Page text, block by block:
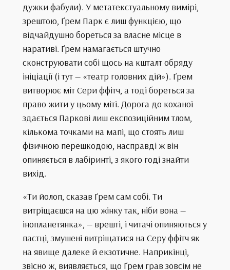
дужки фабули). У метатекстуальному вимірі,
зрештою, Ґрем Парк є лиш функцією, що
відчайдушно бореться за власне місце в
наративі. Ґрем намагається штучно
сконструювати собі щось на кшталт обряду
ініціації (і тут — «театр головних дій»). Ґрем
витворює міт Сери ффітч, а тоді бореться за
право жити у цьому міті. Дорога до коханої
здається Паркові лиш експозиційним тлом,
кількома точками на мапі, що стоять лиш
фізичною перешкодою, насправді ж він
опиняється в лабіринті, з якого годі знайти
вихід.
«Ти йолоп, сказав Ґрем сам собі. Ти
витріщаєшся на цю жінку так, ніби вона —
інопланетянка», — врешті, і читачі опиняються у
пастці, змушені витріщатися на Серу ффітч як
на явище далеке й екзотичне. Наприкінці,
звісно ж, виявляється, що Ґрем грав зовсім не